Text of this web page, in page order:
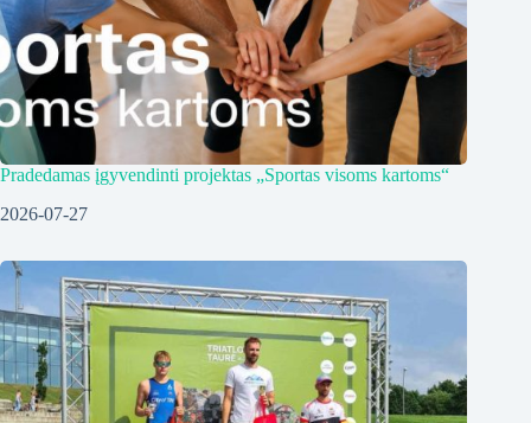
Pradedamas įgyvendinti projektas „Sportas visoms kartoms“
2026-07-27